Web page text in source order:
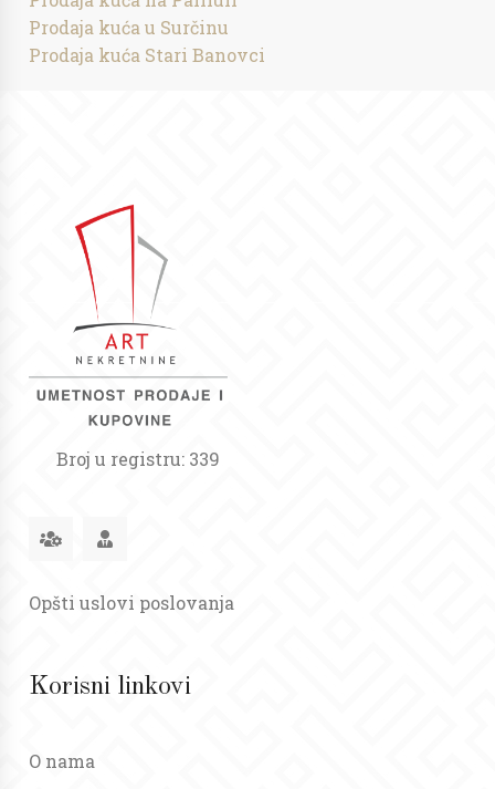
Prodaja kuća u Surčinu
Prodaja kuća Stari Banovci
Broj u registru: 339
Opšti uslovi poslovanja
Korisni linkovi
O nama